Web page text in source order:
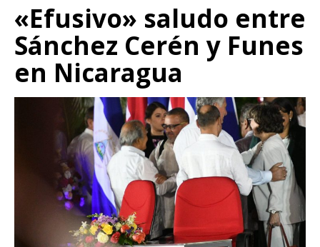
«Efusivo» saludo entre
Sánchez Cerén y Funes
en Nicaragua